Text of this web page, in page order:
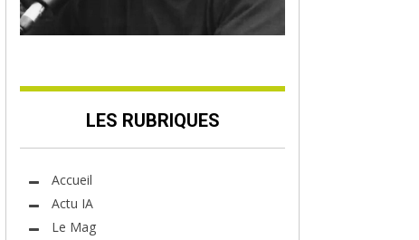
LES RUBRIQUES
Accueil
Actu IA
Le Mag